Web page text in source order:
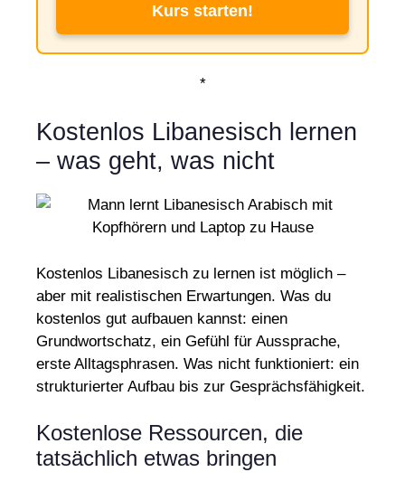
Kurs starten!
*
Kostenlos Libanesisch lernen
– was geht, was nicht
Kostenlos Libanesisch zu lernen ist möglich –
aber mit realistischen Erwartungen. Was du
kostenlos gut aufbauen kannst: einen
Grundwortschatz, ein Gefühl für Aussprache,
erste Alltagsphrasen. Was nicht funktioniert: ein
strukturierter Aufbau bis zur Gesprächsfähigkeit.
Kostenlose Ressourcen, die
tatsächlich etwas bringen